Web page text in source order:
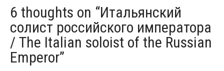
6 thoughts on “Итальянский
солист российского императора
/ The Italian soloist of the Russian
Emperor”